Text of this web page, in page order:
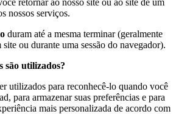
nossos serviços.
duram até a mesma terminar (geralmente
ou durante uma sessão do navegador).
são utilizados?
utilizados para reconhecê-lo quando você
para armazenar suas preferências e para
mais personalizada de acordo com